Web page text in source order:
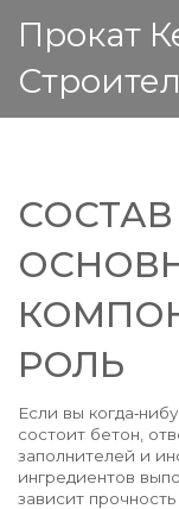
Прокат
ВЫСОТА ДОМА
РОЛЬ
Если вы
состоит бетон,
заполнителей и
ингредиентов
зависит